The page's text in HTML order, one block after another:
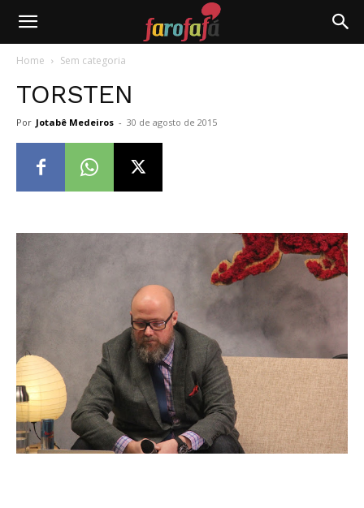
Farofafá
Home Sem categoria
TORSTEN
Por Jotabê Medeiros - 30 de agosto de 2015